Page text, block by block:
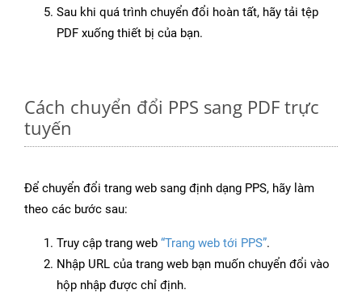
Sau khi quá trình chuyển đổi hoàn tất, hãy tải tệp
PDF xuống thiết bị của bạn.
Cách chuyển đổi PPS sang PDF trực
tuyến
Để chuyển đổi trang web sang định dạng PPS, hãy làm
theo các bước sau:
Truy cập trang web “Trang web tới PPS”.
Nhập URL của trang web bạn muốn chuyển đổi vào
hộp nhập được chỉ định.